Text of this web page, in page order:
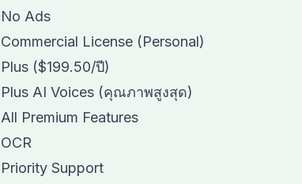
No Ads
Commercial License (Personal)
Plus ($199.50/ปี)
Plus AI Voices (คุณภาพสูงสุด)
All Premium Features
OCR
Priority Support